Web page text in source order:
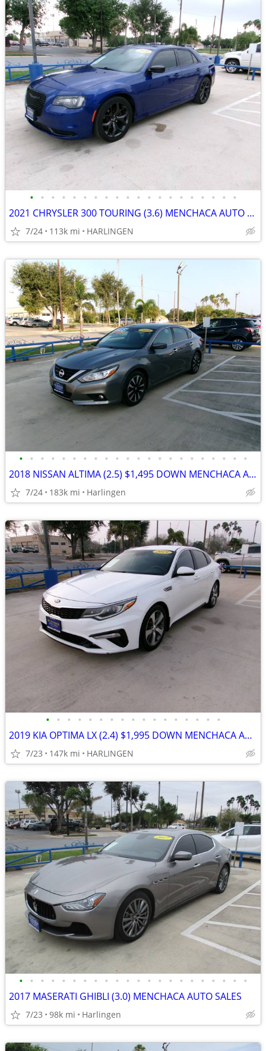
• • • • • • • • • • • • • • • • • • • •
2021 CHRYSLER 300 TOURING (3.6) MENCHACA AUTO SALES
7/24 113k mi HARLINGEN
• • • • • • • • • • • • • • • • • • • • • •
2018 NISSAN ALTIMA (2.5) $1,495 DOWN MENCHACA AUTO SALES
7/24 183k mi Harlingen
• • • • • • • • • • • • • • • • •
2019 KIA OPTIMA LX (2.4) $1,995 DOWN MENCHACA AUTO SALES
7/23 147k mi HARLINGEN
• • • • • • • • • • • • • • • • • • • • • •
2017 MASERATI GHIBLI (3.0) MENCHACA AUTO SALES
7/23 98k mi Harlingen